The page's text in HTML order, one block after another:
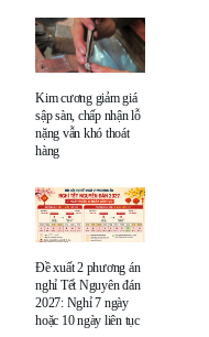
Kim cương giảm giá
sập sàn, chấp nhận lỗ
nặng vẫn khó thoát
hàng
Đề xuất 2 phương án
nghỉ Tết Nguyên đán
2027: Nghỉ 7 ngày
hoặc 10 ngày liên tục